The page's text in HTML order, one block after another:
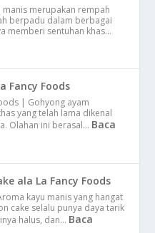
manis merupakan rempah
berpadu dalam berbagai
memberi sentuhan khas…
Fancy Foods
| Gohyong ayam
yang telah lama dikenal
Olahan ini berasal… Baca
ala La Fancy Foods
kayu manis yang hangat
cake selalu punya daya tarik
halus, dan… Baca